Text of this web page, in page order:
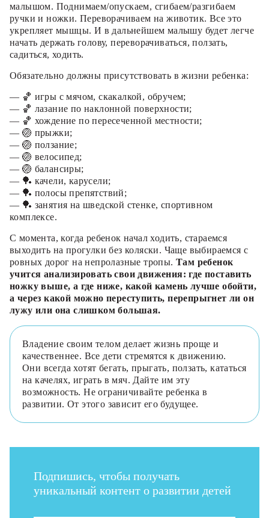
малышом. Поднимаем/опускаем, сгибаем/разгибаем
ручки и ножки. Переворачиваем на животик. Все это
укрепляет мышцы. И в дальнейшем малышу будет легче
начать держать голову, переворачиваться, ползать,
садиться, ходить.
Обязательно должны присутствовать в жизни ребенка:
— 🏀 игры с мячом, скакалкой, обручем;
— 🏀 лазание по наклонной поверхности;
— 🏀 хождение по пересеченной местности;
— 🏐 прыжки;
— 🏐 ползание;
— 🏐 велосипед;
— 🏐 балансиры;
— 🏓 качели, карусели;
— 🏓 полосы препятствий;
— 🏓 занятия на шведской стенке, спортивном
комплексе.
С момента, когда ребенок начал ходить, стараемся
выходить на прогулки без коляски. Чаще выбираемся с
ровных дорог на непролазные тропы. Там ребенок
учится анализировать свои движения: где поставить
ножку выше, а где ниже, какой камень лучше обойти,
а через какой можно переступить, перепрыгнет ли он
лужу или она слишком большая.
Владение своим телом делает жизнь проще и
качественнее. Все дети стремятся к движению.
Они всегда хотят бегать, прыгать, ползать, кататься
на качелях, играть в мяч. Дайте им эту
возможность. Не ограничивайте ребенка в
развитии. От этого зависит его будущее.
Подпишись, чтобы получать
уникальный контент о развитии детей